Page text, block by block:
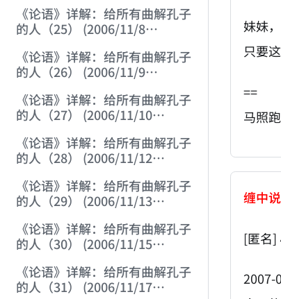
《论语》详解：给所有曲解孔子
的人（25） (2006/11/8
《论语》详解：给所有曲解孔子
的人（26） (2006/11/9
《论语》详解：给所有曲解孔子
的人（27） (2006/11/10
《论语》详解：给所有曲解孔子
的人（28） (2006/11/12
《论语》详解：给所有曲解孔子
的人（29） (2006/11/13
《论语》详解：给所有曲解孔子
的人（30） (2006/11/15
《论语》详解：给所有曲解孔子
的人（31） (2006/11/17
妹妹
只要
==
马照
缠中
[匿名]
2007-